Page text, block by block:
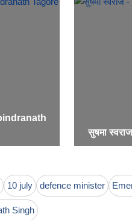
सुषमा
10 july defence minister
Singh